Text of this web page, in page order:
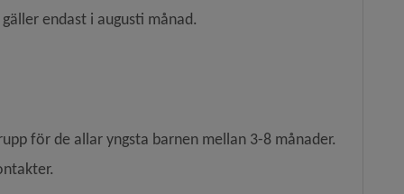
endast i augusti månad.
för de allar yngsta barnen mellan 3-8 månader.